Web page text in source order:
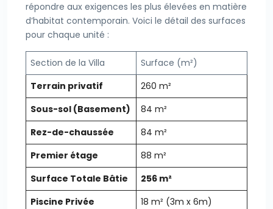
répondre aux exigences les plus élevées en matière
d’habitat contemporain. Voici le détail des surfaces
pour chaque unité :
Section de la Villa
Surface (m²)
Terrain privatif
260 m²
Sous-sol (Basement)
84 m²
Rez-de-chaussée
84 m²
Premier étage
88 m²
Surface Totale Bâtie
256 m²
Piscine Privée
18 m² (3m x 6m)